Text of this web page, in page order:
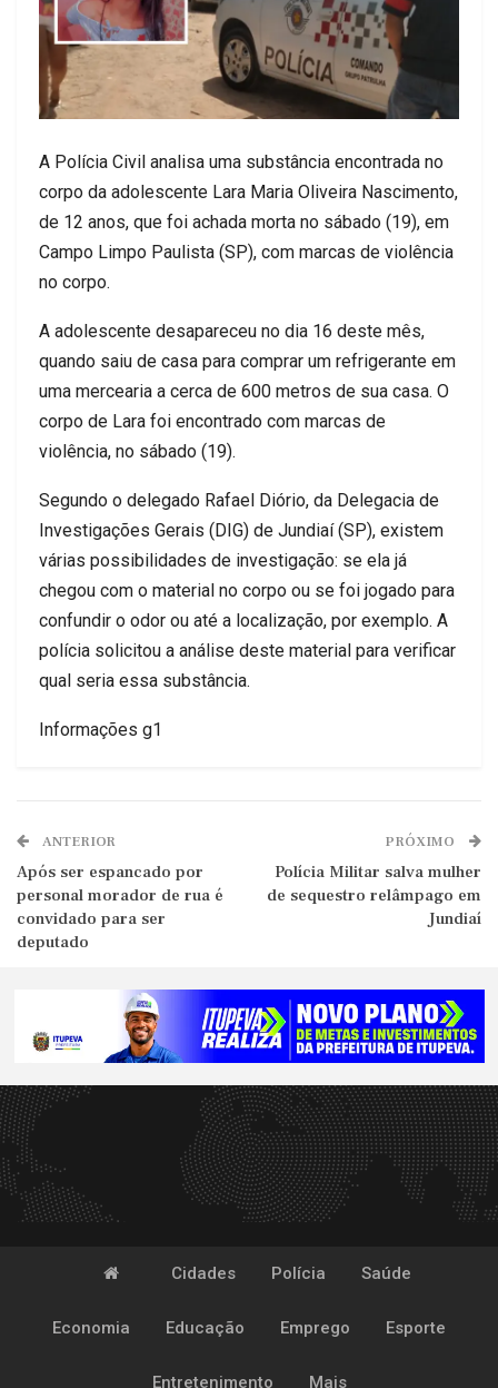
A Polícia Civil analisa uma substância encontrada no
corpo da adolescente Lara Maria Oliveira Nascimento,
de 12 anos, que foi achada morta no sábado (19), em
Campo Limpo Paulista (SP), com marcas de violência
no corpo.
A adolescente desapareceu no dia 16 deste mês,
quando saiu de casa para comprar um refrigerante em
uma mercearia a cerca de 600 metros de sua casa. O
corpo de Lara foi encontrado com marcas de
violência, no sábado (19).
Segundo o delegado Rafael Diório, da Delegacia de
Investigações Gerais (DIG) de Jundiaí (SP), existem
várias possibilidades de investigação: se ela já
chegou com o material no corpo ou se foi jogado para
confundir o odor ou até a localização, por exemplo. A
polícia solicitou a análise deste material para verificar
qual seria essa substância.
Informações g1
ANTERIOR
Após ser espancado por
personal morador de rua é
convidado para ser
deputado
PRÓXIMO
Polícia Militar salva mulher
de sequestro relâmpago em
Jundiaí
Cidades Polícia Saúde
Economia Educação Emprego Esporte
Entretenimento Mais